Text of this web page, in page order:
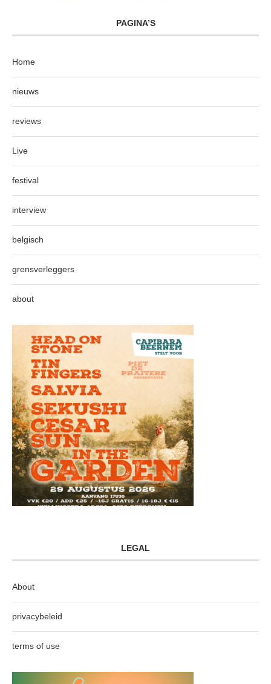
PAGINA’S
Home
nieuws
reviews
Live
festival
interview
belgisch
grensverleggers
about
LEGAL
About
privacybeleid
terms of use